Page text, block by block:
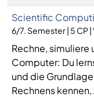
Scientific
6/7. Semester | 5 CP |
Rechne, simuliere
Computer: Du
und die
Rechnens